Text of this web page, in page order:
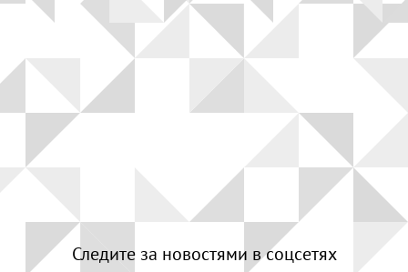
Следите за новостями в соцсетях